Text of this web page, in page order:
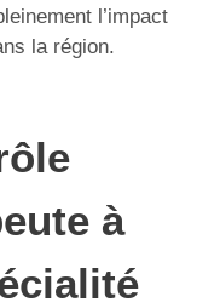
l’impact
la région.
à